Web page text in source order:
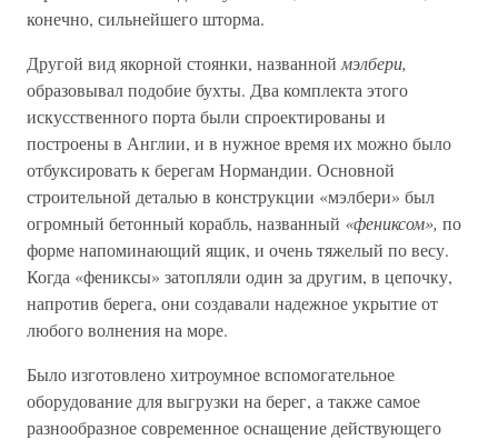
конечно, сильнейшего шторма.
Другой вид якорной стоянки, названной мэлбери,
образовывал подобие бухты. Два комплекта этого
искусственного порта были спроектированы и
построены в Англии, и в нужное время их можно было
отбуксировать к берегам Нормандии. Основной
строительной деталью в конструкции «мэлбери» был
огромный бетонный корабль, названный «фениксом», по
форме напоминающий ящик, и очень тяжелый по весу.
Когда «фениксы» затопляли один за другим, в цепочку,
напротив берега, они создавали надежное укрытие от
любого волнения на море.
Было изготовлено хитроумное вспомогательное
оборудование для выгрузки на берег, а также самое
разнообразное современное оснащение действующего